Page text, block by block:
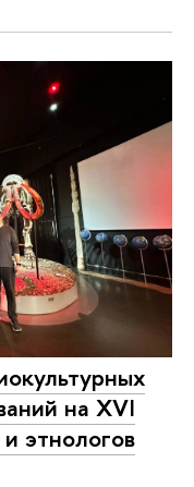
на XVI
этнологов